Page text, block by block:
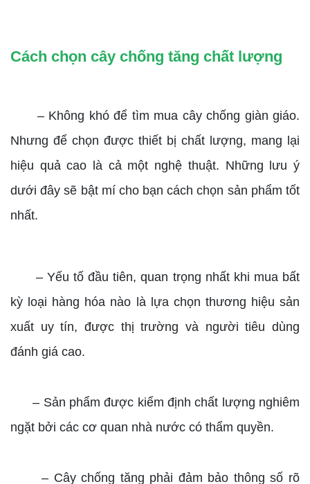
Cách chọn cây chống tăng chất lượng
– Không khó để tìm mua cây chống giàn giáo.
Nhưng để chọn được thiết bị chất lượng, mang lại
hiệu quả cao là cả một nghệ thuật. Những lưu ý
dưới đây sẽ bật mí cho bạn cách chọn sản phẩm tốt
nhất.
– Yếu tố đầu tiên, quan trọng nhất khi mua bất
kỳ loại hàng hóa nào là lựa chọn thương hiệu sản
xuất uy tín, được thị trường và người tiêu dùng
đánh giá cao.
– Sản phẩm được kiểm định chất lượng nghiêm
ngặt bởi các cơ quan nhà nước có thẩm quyền.
– Cây chống tăng phải đảm bảo thông số rõ